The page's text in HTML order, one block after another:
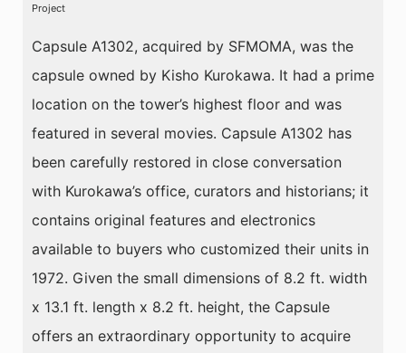
Project
Capsule A1302, acquired by SFMOMA, was the
capsule owned by Kisho Kurokawa. It had a prime
location on the tower’s highest floor and was
featured in several movies. Capsule A1302 has
been carefully restored in close conversation
with Kurokawa’s office, curators and historians; it
contains original features and electronics
available to buyers who customized their units in
1972. Given the small dimensions of 8.2 ft. width
x 13.1 ft. length x 8.2 ft. height, the Capsule
offers an extraordinary opportunity to acquire